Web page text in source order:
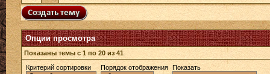
Опции просмотра
Показаны темы с 1 по 20 из 41
Критерий сортировки
Порядок отображения Показать